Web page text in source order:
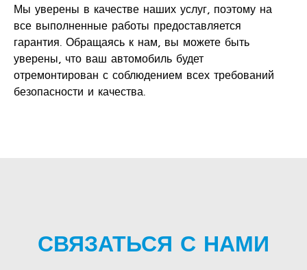
Мы уверены в качестве наших услуг, поэтому на
все выполненные работы предоставляется
гарантия. Обращаясь к нам, вы можете быть
уверены, что ваш автомобиль будет
отремонтирован с соблюдением всех требований
безопасности и качества.
СВЯЗАТЬСЯ С НАМИ